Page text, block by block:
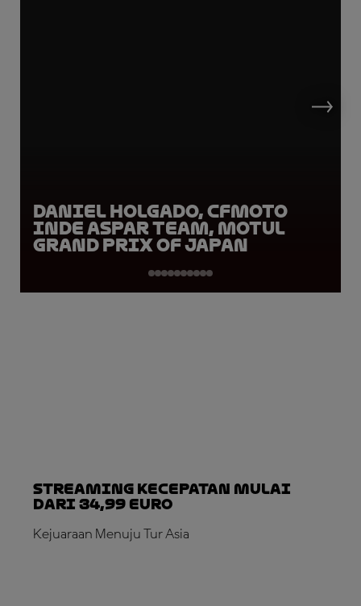
Daniel Holgado, CFMOTO
Inde Aspar Team, Motul
Grand Prix of Japan
Streaming Kecepatan Mulai
dari 34,99 Euro
Kejuaraan Menuju Tur Asia